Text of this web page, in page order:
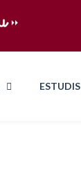
ESTUDIS